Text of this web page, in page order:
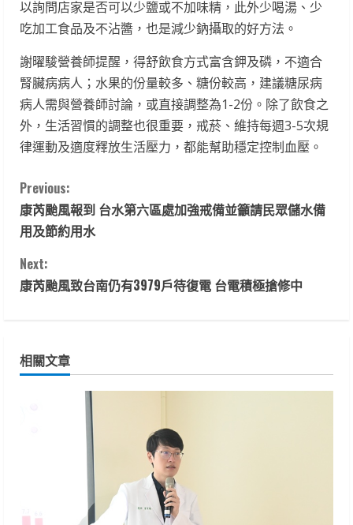
以詢問店家是否可以少鹽或不加味精，此外少喝湯、少
吃加工食品及不沾醬，也是減少鈉攝取的好方法。
謝曜駿營養師提醒，得舒飲食方式富含鉀及磷，不適合
腎臟病病人；水果的份量較多、糖份較高，建議糖尿病
病人需與營養師討論，或直接調整為1-2份。除了飲食之
外，生活習慣的調整也很重要，戒菸、維持每週3-5次規
律運動及適度釋放生活壓力，都能幫助穩定控制血壓。
C
o
n
t
n
Previous:
康芮颱風報到 台水第六區處加強戒備並籲請民眾儲水備
用及節約用水
Next:
康芮颱風致台南仍有3979戶待復電 台電積極搶修中
相關文章